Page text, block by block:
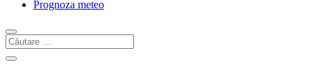
Prognoza meteo